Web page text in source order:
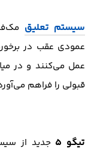
سیستم تعلیق
عمودی عقب در
عمل می‌کنند و در
قبولی را فراهم
تیگو ۵